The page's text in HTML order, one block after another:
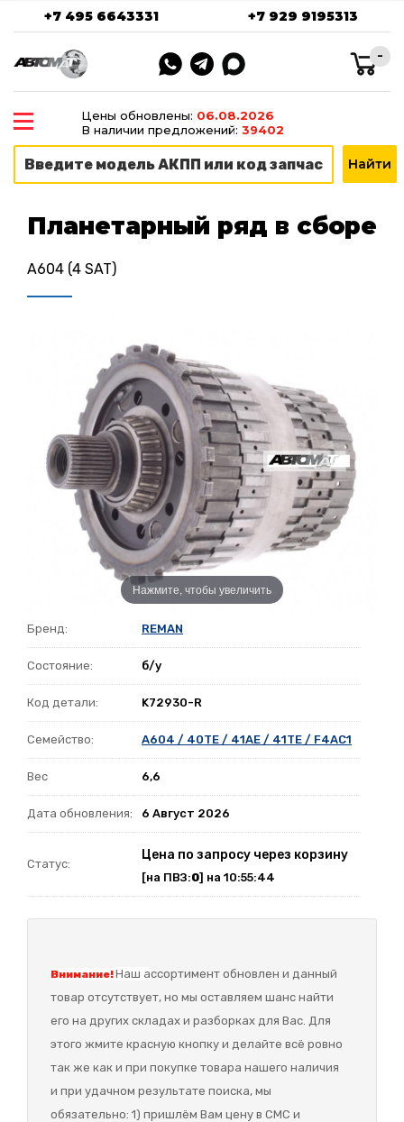
+7 495 6643331 +7 929 9195313
-
Цены обновлены: 06.08.2026
В наличии предложений: 39402
Планетарный ряд в сборе
A604 (4 SAT)
Нажмите, чтобы увеличить
Бренд: REMAN
Состояние: б/у
Код детали: K72930-R
Семейство: A604 / 40TE / 41AE / 41TE / F4AC1
Вес 6,6
Дата обновления: 6 Август 2026
Статус:
Цена по запросу через корзину
[на ПВЗ:0] на 10:55:44
Внимание!Наш ассортимент обновлен и данный
товар отсутствует, но мы оставляем шанс найти
его на других складах и разборках для Вас. Для
этого жмите красную кнопку и делайте всё ровно
так же как и при покупке товара нашего наличия
и при удачном результате поиска, мы
обязательно: 1) пришлём Вам цену в СМС и